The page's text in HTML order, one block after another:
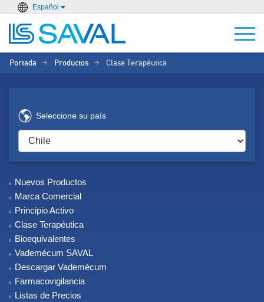
Español
Portada > Productos > Clase Terapéutica
Seleccione su país
Nuevos Productos
Marca Comercial
Principio Activo
Clase Terapéutica
Bioequivalentes
Vademécum SAVAL
Descargar Vademécum
Farmacovigilancia
Listas de Precios